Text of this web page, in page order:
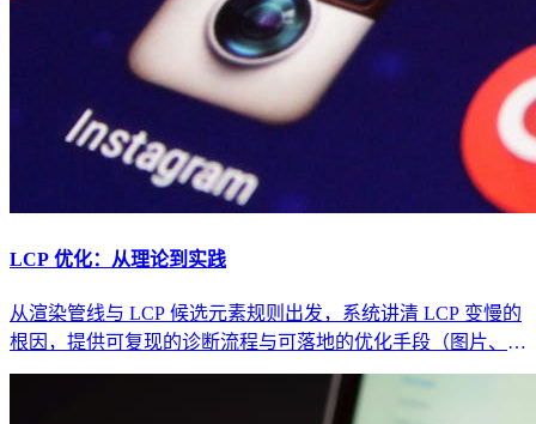
LCP 优化：从理论到实践
从渲染管线与 LCP 候选元素规则出发，系统讲清 LCP 变慢的
根因，提供可复现的诊断流程与可落地的优化手段（图片、字
体、SSR/CSR、资源优先级、CDN）。